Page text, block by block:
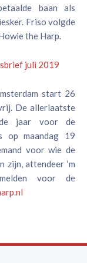
baan als
Friso volgde
the Harp.
juli 2019
start 26
De allerlaatste
jaar voor de
op maandag 19
voor wie de
zijn, attendeer ‘m
voor de